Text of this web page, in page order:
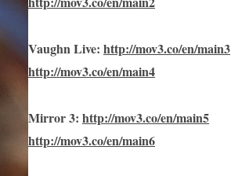
Vaughn Live: http://mov3.co/en/main3
http://mov3.co/en/main4
Mirror3: http://mov3.co/en/main5
http://mov3.co/en/main6